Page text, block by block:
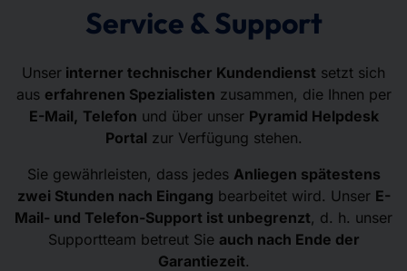
Service & Support
Unser interner technischer Kundendienst setzt sich
aus erfahrenen Spezialisten zusammen, die Ihnen per
E-Mail, Telefon und über unser Pyramid Helpdesk
Portal zur Verfügung stehen.
Sie gewährleisten, dass jedes Anliegen spätestens
zwei Stunden nach Eingang bearbeitet wird. Unser E-
Mail- und Telefon-Support ist unbegrenzt, d. h. unser
Supportteam betreut Sie auch nach Ende der
Garantiezeit.